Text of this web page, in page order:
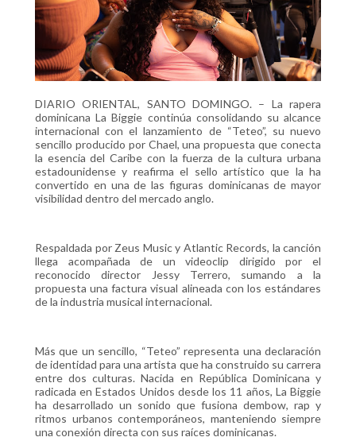
DIARIO ORIENTAL, SANTO DOMINGO. – La rapera
dominicana La Biggie continúa consolidando su alcance
internacional con el lanzamiento de “Teteo”, su nuevo
sencillo producido por Chael, una propuesta que conecta
la esencia del Caribe con la fuerza de la cultura urbana
estadounidense y reafirma el sello artístico que la ha
convertido en una de las figuras dominicanas de mayor
visibilidad dentro del mercado anglo.
Respaldada por Zeus Music y Atlantic Records, la canción
llega acompañada de un videoclip dirigido por el
reconocido director Jessy Terrero, sumando a la
propuesta una factura visual alineada con los estándares
de la industria musical internacional.
Más que un sencillo, “Teteo” representa una declaración
de identidad para una artista que ha construido su carrera
entre dos culturas. Nacida en República Dominicana y
radicada en Estados Unidos desde los 11 años, La Biggie
ha desarrollado un sonido que fusiona dembow, rap y
ritmos urbanos contemporáneos, manteniendo siempre
una conexión directa con sus raíces dominicanas.